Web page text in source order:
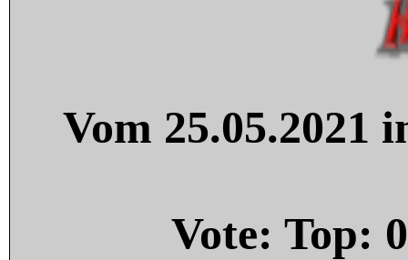
Vom 25.05.2021
Vote: Top: 0